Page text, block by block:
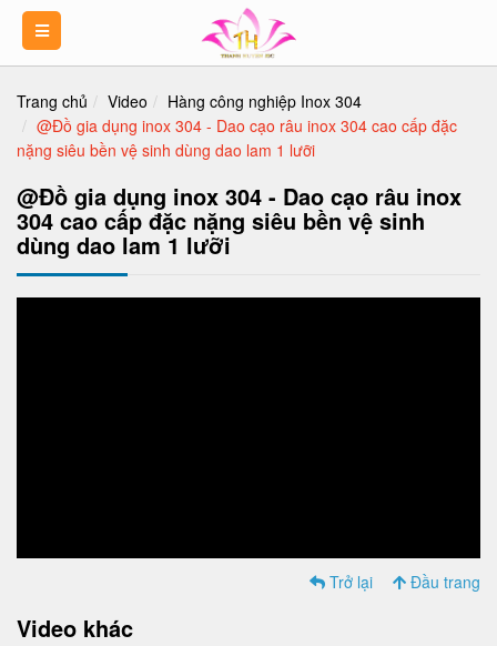
Trang chủ Video
Hàng công nghiệp Inox 304
@Đồ gia dụng inox 304 - Dao cạo râu inox 304 cao cấp đặc
nặng siêu bền vệ sinh dùng dao lam 1 lưỡi
@Đồ gia dụng inox 304 - Dao cạo râu inox
304 cao cấp đặc nặng siêu bền vệ sinh
dùng dao lam 1 lưỡi
Trở lại Đầu trang
Video khác